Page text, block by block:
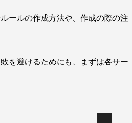
ールの作成方法や、作成の際の注
を避けるためにも、まずは各サー